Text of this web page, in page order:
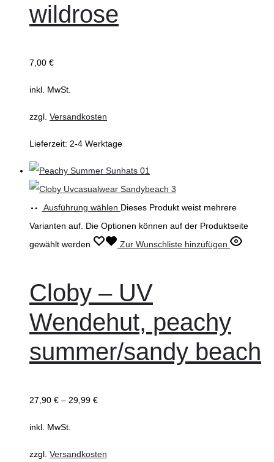
wildrose
7,00 €
inkl. MwSt.
zzgl. Versandkosten
Lieferzeit: 2-4 Werktage
Ausführung wählen Dieses Produkt weist mehrere
Varianten auf. Die Optionen können auf der Produktseite
gewählt werden
Zur Wunschliste hinzufügen
Cloby – UV
Wendehut, peachy
summer/sandy beach
27,90 € – 29,99 €
inkl. MwSt.
zzgl. Versandkosten